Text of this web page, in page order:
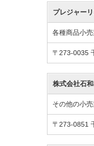
プレジャー
各種商品小
〒273-0035
株式会社石
その他の小
〒273-0851